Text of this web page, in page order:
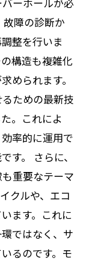
障の診断か
整を行いま
構造も複雑化
められます。
ための最新技
。これによ
率的に運用で
す。 さらに、
重要なテーマ
クルや、エコ
ます。これに
ではなく、サ
るのです。モ